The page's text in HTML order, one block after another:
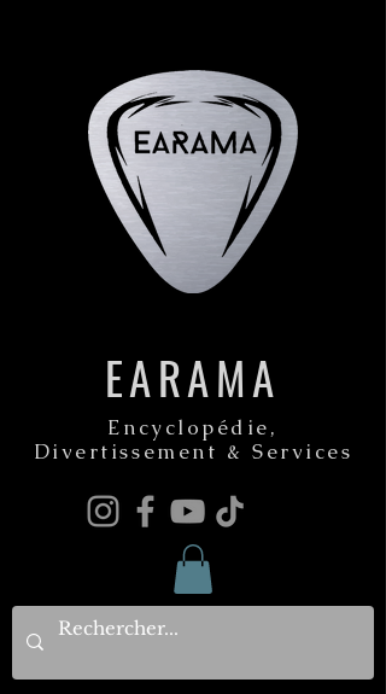
EARAMA
Encyclopédie,
Divertissement & Services